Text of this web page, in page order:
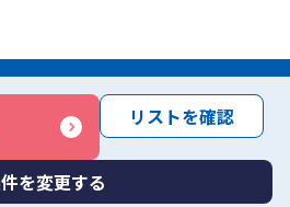
リストを確認
を変更する
免責事項 サービス利用規約
力に対する基本方針 お問い合わせ
Co., Ltd. All rights reserved.